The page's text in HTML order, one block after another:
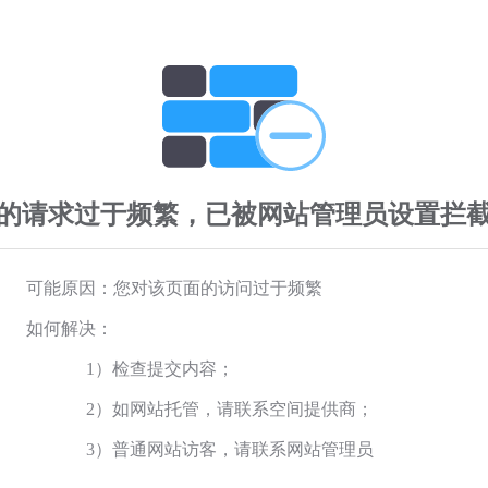
请求过于频繁，已被网站管理员设置拦
可能原因：您对该页面的访问过于频繁
如何解决：
1）检查提交内容；
2）如网站托管，请联系空间提供商；
3）普通网站访客，请联系网站管理员